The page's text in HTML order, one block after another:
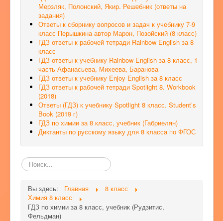
Мерзляк, Полонский, Якир. Решебник (ответы на
задания)
Ответы к сборнику вопросов и задач к учебнику 7-9
класс Перышкина автор Марон, Позойский (8 класс)
ГДЗ ответы к рабочей тетради Rainbow English за 8
класс
ГДЗ ответы к учебнику Rainbow English за 8 класс, 1
часть Афанасьева, Михеева, Баранова
ГДЗ ответы к учебнику Enjoy English за 8 класс
ГДЗ ответы к рабочей тетради Spotlight 8. Workbook
(2018)
Ответы (ГДЗ) к учебнику Spotlight 8 класс. Student’s
Book (2019 г)
ГДЗ по химии за 8 класс, учебник (Габриелян)
Диктанты по русскому языку для 8 класса по ФГОС
Поиск
по
Вы здесь:
Главная
8 класс
Химия 8 класс
ГДЗ по химии за 8 класс, учебник (Рудзитис,
Фельдман)